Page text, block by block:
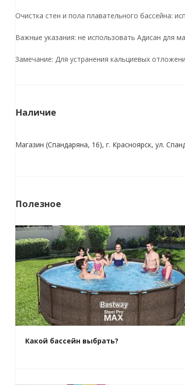
Очистка стен и пола плавательного бассейна:
Важные указания: не использовать Адисан для
Замечание: Для устранения кальциевых
Наличие
Магазин (Спандаряна, 16), г. Красноярск, ул.
Полезное
Какой бассейн выбрать?